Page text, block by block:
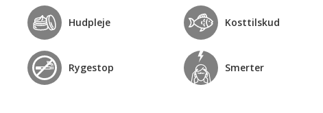
Hudpleje Kosttilskud
Rygestop Smerter